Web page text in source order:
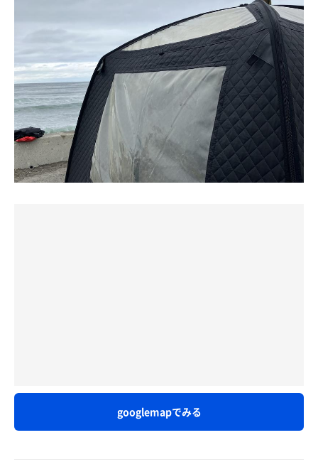
過去一熱々になりチャックすら持てないレベル！！灼熱地
獄の中我慢に我慢を重ねたヤツが入るとどうなるか？そ
う、命知らずなロウリュの開始！！
本日のアロマはティートゥリー！！バイソン島田が好きな
ヤツだ！！
さあ、いざ、ロウリュ開始！！！！
君は今時の涙を見る…。
googlemapでみる